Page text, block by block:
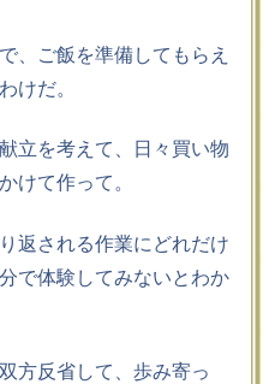
、ご飯を準備してもらえ
けだ。
立を考えて、日々買い物
けて作って。
返される作業にどれだけ
で体験してみないとわか
方反省して、歩み寄っ